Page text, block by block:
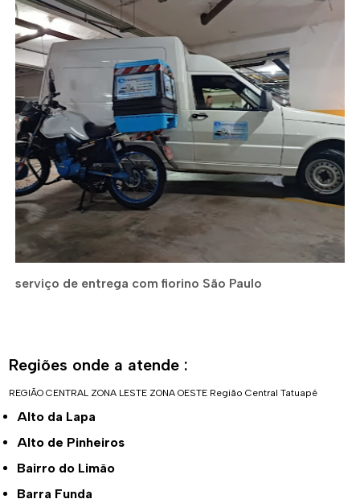
serviço de entrega com fiorino São Paulo
Regiões onde a atende :
REGIÃO CENTRAL ZONA LESTE ZONA OESTE Região Central Tatuapé
Alto da Lapa
Alto de Pinheiros
Bairro do Limão
Barra Funda